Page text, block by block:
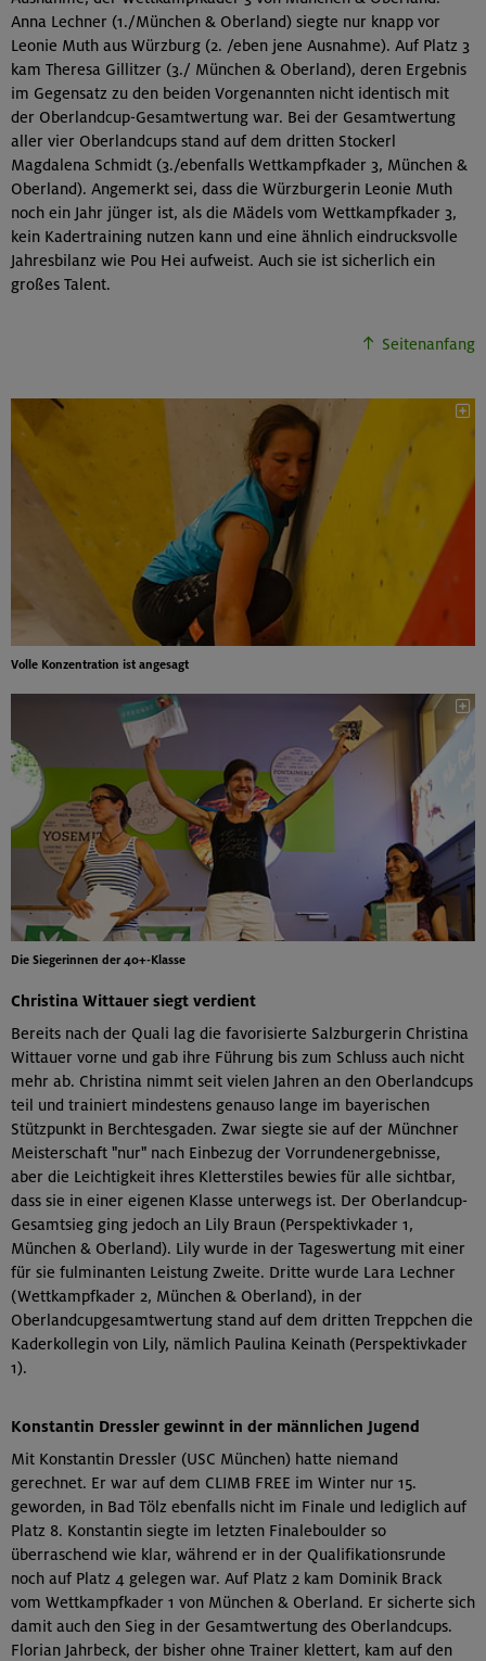
Anna Lechner (1./München & Oberland) siegte nur knapp vor
Leonie Muth aus Würzburg (2. /eben jene Ausnahme). Auf Platz 3
kam Theresa Gillitzer (3./ München & Oberland), deren Ergebnis
im Gegensatz zu den beiden Vorgenannten nicht identisch mit
der Oberlandcup-Gesamtwertung war. Bei der Gesamtwertung
aller vier Oberlandcups stand auf dem dritten Stockerl
Magdalena Schmidt (3./ebenfalls Wettkampfkader 3, München &
Oberland). Angemerkt sei, dass die Würzburgerin Leonie Muth
noch ein Jahr jünger ist, als die Mädels vom Wettkampfkader 3,
kein Kadertraining nutzen kann und eine ähnlich eindrucksvolle
Jahresbilanz wie Pou Hei aufweist. Auch sie ist sicherlich ein
großes Talent.
Seitenanfang
Volle Konzentration ist angesagt
Die Siegerinnen der 40+-Klasse
Christina Wittauer siegt verdient
Bereits nach der Quali lag die favorisierte Salzburgerin Christina
Wittauer vorne und gab ihre Führung bis zum Schluss auch nicht
mehr ab. Christina nimmt seit vielen Jahren an den Oberlandcups
teil und trainiert mindestens genauso lange im bayerischen
Stützpunkt in Berchtesgaden. Zwar siegte sie auf der Münchner
Meisterschaft "nur" nach Einbezug der Vorrundenergebnisse,
aber die Leichtigkeit ihres Kletterstiles bewies für alle sichtbar,
dass sie in einer eigenen Klasse unterwegs ist. Der Oberlandcup-
Gesamtsieg ging jedoch an Lily Braun (Perspektivkader 1,
München & Oberland). Lily wurde in der Tageswertung mit einer
für sie fulminanten Leistung Zweite. Dritte wurde Lara Lechner
(Wettkampfkader 2, München & Oberland), in der
Oberlandcupgesamtwertung stand auf dem dritten Treppchen die
Kaderkollegin von Lily, nämlich Paulina Keinath (Perspektivkader
1).
Konstantin Dressler gewinnt in der männlichen Jugend
Mit Konstantin Dressler (USC München) hatte niemand
gerechnet. Er war auf dem CLIMB FREE im Winter nur 15.
geworden, in Bad Tölz ebenfalls nicht im Finale und lediglich auf
Platz 8. Konstantin siegte im letzten Finaleboulder so
überraschend wie klar, während er in der Qualifikationsrunde
noch auf Platz 4 gelegen war. Auf Platz 2 kam Dominik Brack
vom Wettkampfkader 1 von München & Oberland. Er sicherte sich
damit auch den Sieg in der Gesamtwertung des Oberlandcups.
Florian Jahrbeck, der bisher ohne Trainer klettert, kam auf den